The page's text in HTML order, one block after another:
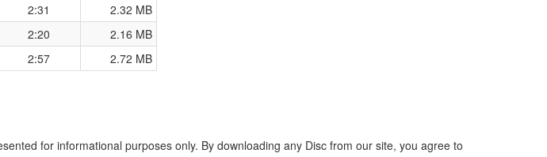
2:31
2.32 MB
2:20
2.16 MB
2:57 2.72 MB
for informational purposes only. By downloading any Disc from our site, you agree to